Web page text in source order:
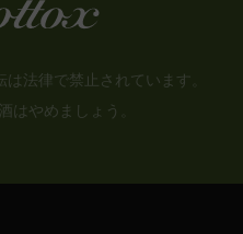
法律で禁止されています。
はやめましょう。